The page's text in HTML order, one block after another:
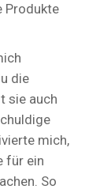
Produkte
die
sie auch
mich,
für ein
So